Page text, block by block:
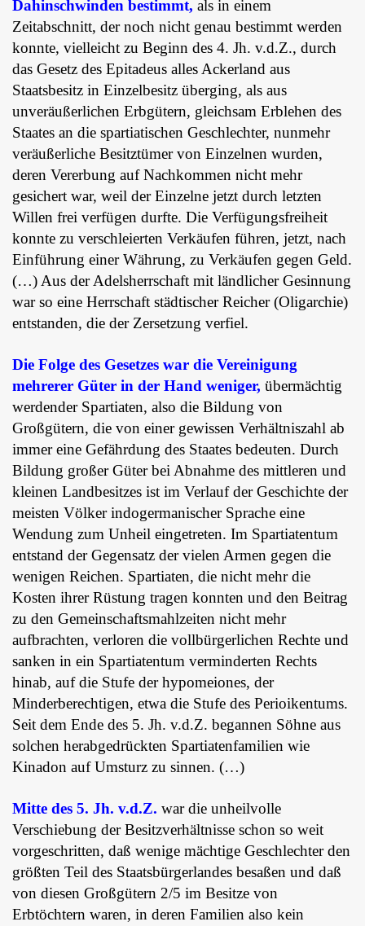
Dahinschwinden bestimmt, als in einem
Zeitabschnitt, der noch nicht genau bestimmt werden
konnte, vielleicht zu Beginn des 4. Jh. v.d.Z., durch
das Gesetz des Epitadeus alles Ackerland aus
Staatsbesitz in Einzelbesitz überging, als aus
unveräußerlichen Erbgütern, gleichsam Erblehen des
Staates an die spartiatischen Geschlechter, nunmehr
veräußerliche Besitztümer von Einzelnen wurden,
deren Vererbung auf Nachkommen nicht mehr
gesichert war, weil der Einzelne jetzt durch letzten
Willen frei verfügen durfte. Die Verfügungsfreiheit
konnte zu verschleierten Verkäufen führen, jetzt, nach
Einführung einer Währung, zu Verkäufen gegen Geld.
(…) Aus der Adelsherrschaft mit ländlicher Gesinnung
war so eine Herrschaft städtischer Reicher (Oligarchie)
entstanden, die der Zersetzung verfiel.
Die Folge des Gesetzes war die Vereinigung
mehrerer Güter in der Hand weniger, übermächtig
werdender Spartiaten, also die Bildung von
Großgütern, die von einer gewissen Verhältniszahl ab
immer eine Gefährdung des Staates bedeuten. Durch
Bildung großer Güter bei Abnahme des mittleren und
kleinen Landbesitzes ist im Verlauf der Geschichte der
meisten Völker indogermanischer Sprache eine
Wendung zum Unheil eingetreten. Im Spartiatentum
entstand der Gegensatz der vielen Armen gegen die
wenigen Reichen. Spartiaten, die nicht mehr die
Kosten ihrer Rüstung tragen konnten und den Beitrag
zu den Gemeinschaftsmahlzeiten nicht mehr
aufbrachten, verloren die vollbürgerlichen Rechte und
sanken in ein Spartiatentum verminderten Rechts
hinab, auf die Stufe der hypomeiones, der
Minderberechtigen, etwa die Stufe des Perioikentums.
Seit dem Ende des 5. Jh. v.d.Z. begannen Söhne aus
solchen herabgedrückten Spartiatenfamilien wie
Kinadon auf Umsturz zu sinnen. (…)
Mitte des 5. Jh. v.d.Z. war die unheilvolle
Verschiebung der Besitzverhältnisse schon so weit
vorgeschritten, daß wenige mächtige Geschlechter den
größten Teil des Staatsbürgerlandes besaßen und daß
von diesen Großgütern 2/5 im Besitze von
Erbtöchtern waren, in deren Familien also kein